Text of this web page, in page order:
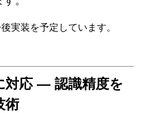
実装を予定しています。
対応 ― 認識精度を
術